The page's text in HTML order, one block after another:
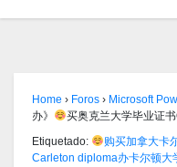
Home › Foros › Microsoft
办》
买奥克兰大学毕业证
Etiquetado:
购买加拿大卡
Carleton diploma办卡尔顿大